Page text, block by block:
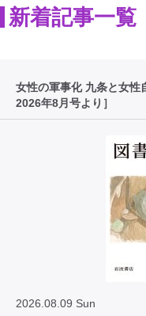
新着記事一覧
女性の軍事化 九条と女性
2026年8月号より］
2026.08.09 Sun